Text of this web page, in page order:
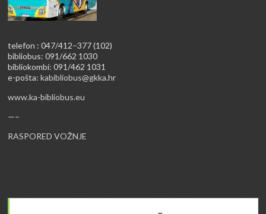
telefon : 047/412–377 (102)
bibliobus: 091/662 1030
bibliokombi: 091/462 1031
e-pošta:kabibliobus@gkka.hr
www.ka-bibliobus.eu
—–
RASPORED VOŽNJE